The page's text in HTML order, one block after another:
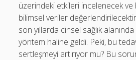
üzerindeki etkileri incelenecek ve
bilimsel veriler
son yıllarda cinsel sağlık
yöntem haline geldi. Peki, bu
sertleşmeyi artırıyor mu? Bu